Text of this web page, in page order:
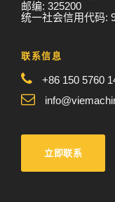
邮编: 325200
统一社会信用代码:
联系信息
+86 150 5760
立即联系